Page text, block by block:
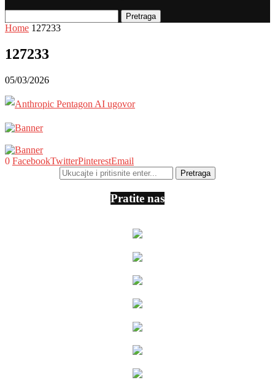
Pretraga
Home 127233
127233
05/03/2026
0 FacebookTwitterPinterestEmail
Pratite nas